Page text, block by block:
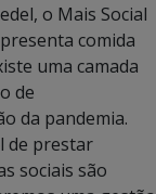
o Mais Social
comida
uma camada
de
da pandemia.
de prestar
sociais são